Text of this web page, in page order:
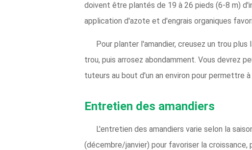
doivent être plantés de 19 à 26 pieds (6-8 m)
application d'azote et d'engrais organiques
Pour planter l'amandier, creusez un trou
trou, puis arrosez abondamment. Vous devrez
tuteurs au bout d'un an environ pour permettre
Entretien des amandiers
L'entretien des amandiers varie selon la
(décembre/janvier) pour favoriser la